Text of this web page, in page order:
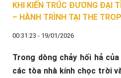
KHI KIẾN TRÚC ĐƯƠNG ĐẠI
– HÀNH TRÌNH TẠI THE
00:31:23 - 19/01/2026
Trong dòng chảy hối hả
các tòa nhà kính chọc trời